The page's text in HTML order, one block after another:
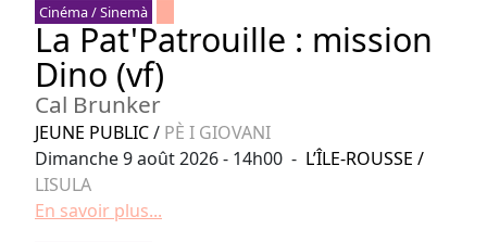
Cinéma / Sinemà
La Pat'Patrouille : mission
Dino (vf)
Cal Brunker
JEUNE PUBLIC/ PÈ I GIOVANI
Dimanche 9 août 2026 - 14h00 - L’ÎLE-ROUSSE /
LISULA
En savoir plus...